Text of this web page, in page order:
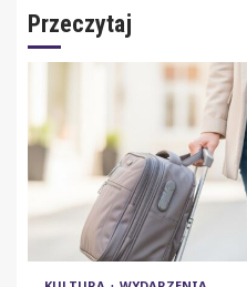
Przeczytaj